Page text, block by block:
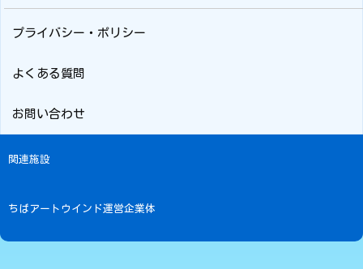
プライバシー・ポリシー
よくある質問
お問い合わせ
関連施設
ちばアートウインド運営企業体